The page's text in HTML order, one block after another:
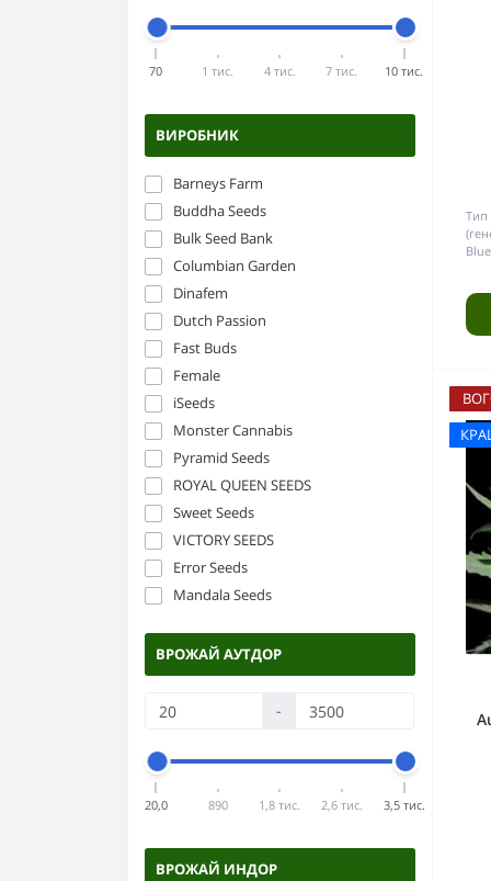
ЕПРА
Аксесуари для гровінгу
Скло
Кераміка
Пластик
Цигарковий папір
Преси для конопель
Напаси
70 1 тис. 4 тис. 7 тис. 10 тис.
ВИРОБНИК
Barneys Farm
Buddha Seeds
Bulk Seed Bank
Columbian Garden
Dinafem
Dutch Passion
Fast Buds
Female
iSeeds
Monster Cannabis
Pyramid Seeds
ROYAL QUEEN SEEDS
Sweet Seeds
VICTORY SEEDS
Error Seeds
Mandala Seeds
ВРОЖАЙ АУТДОР
-
20,0 890 1,8 тис. 2,6 тис. 3,5 тис.
ВРОЖАЙ ИНДОР
Тип